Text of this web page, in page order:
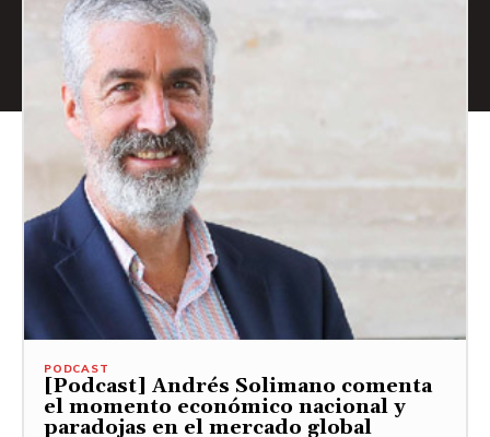
PODCAST
[Podcast] Andrés Solimano comenta
el momento económico nacional y
paradojas en el mercado global